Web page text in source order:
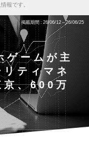
報です。
掲載期間 26/06/12～26/06/25
ゲームが主
リティマネ
京、600万